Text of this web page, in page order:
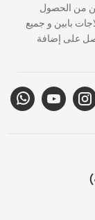
من الحصول
بابين و جميع
على إضافة